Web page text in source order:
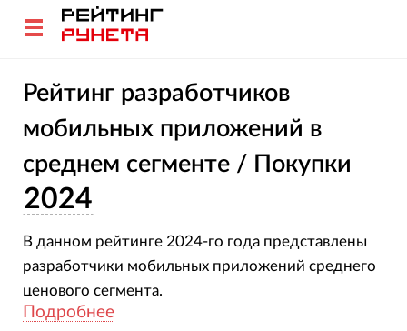
Рейтинг разработчиков
мобильных приложений в
среднем сегменте / Покупки
2024
В данном рейтинге 2024-го года представлены
разработчики мобильных приложений среднего
ценового сегмента.
Подробнее